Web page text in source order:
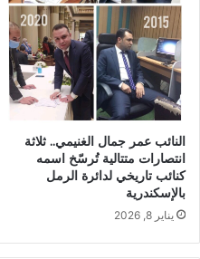
النائب عمر جمال الغنيمي.. ثلاثة
انتصارات متتالية تُرسّخ اسمه
كنائب تاريخي لدائرة الرمل
بالإسكندرية
يناير 8, 2026